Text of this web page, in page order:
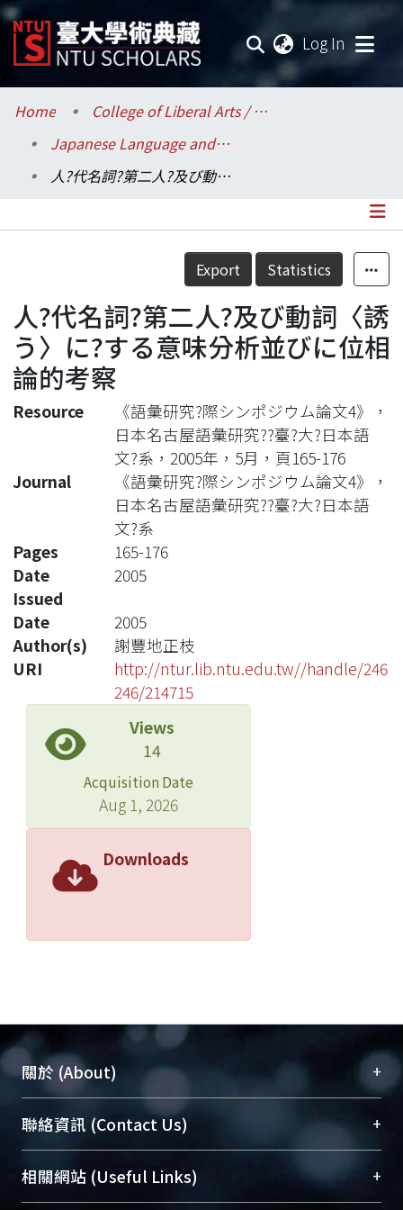
Log In
Communities & Collections
Research Outputs
Statistics
Home
College of Liberal Arts / 文學院
Japanese Language and Literature / 日本語文學系
人?代名詞?第二人?及び動詞〈誘う〉に?する意味分析並びに位相論的考察
Details
Export Statistics
人?代名詞?第二人?及び動詞〈誘
う〉に?する意味分析並びに位相
論的考察
Resource
《語彙研究?際シンポジウム論文4》，
日本名古屋語彙研究??臺?大?日本語
文?系，2005年，5月，頁165-176
Journal
《語彙研究?際シンポジウム論文4》，
日本名古屋語彙研究??臺?大?日本語
文?系
Pages
165-176
Date
Issued
2005
Date
2005
Author(s)
謝豐地正枝
URI
http://ntur.lib.ntu.edu.tw//handle/246
246/214715
Views
14
Acquisition Date
Aug 1, 2026
Downloads
關於 (About) +
臺大位居世界頂尖大學之列，為永久珍藏及向國際
展現本校豐碩的研究成果及學術能量，圖書館整合
機構典藏（NTUR）與學術庫（AH）不同功能平
台，成為臺大學術典藏NTU scholars。期能整合研
聯絡資訊 (Contact Us) +
總館學科館員(Main Library)
醫學圖書館學科館員(Medical Library)
相關網站 (Useful Links) +